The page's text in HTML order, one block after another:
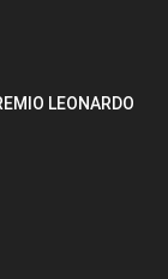
LEONARDO